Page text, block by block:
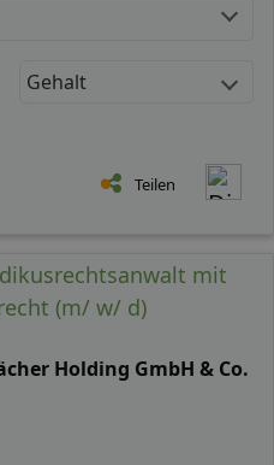
Gehalt
Teilen
mit
(m/ w/ d)
Holding GmbH & Co.